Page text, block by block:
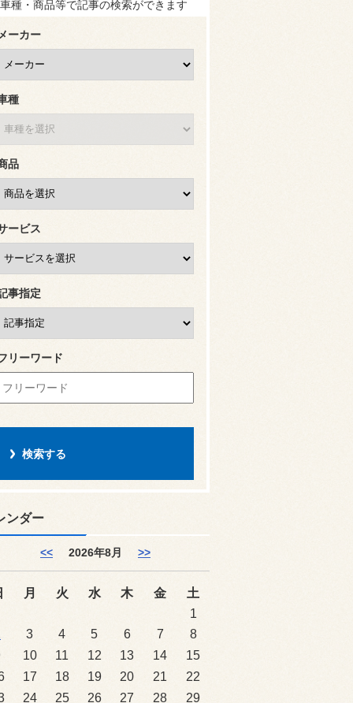
種・商品等で記事の検索ができます
ーカー
種
品
ービス
事指定
リーワード
ンダー
<< 2026年8月 >>
月 火 水 木 金
土
1
3 4 5 6 7
8
10 11 12 13 14
15
17 18 19 20 21
22
24 25 26 27 28
29